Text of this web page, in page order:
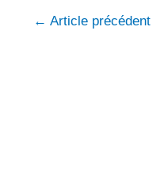
← Article précédent